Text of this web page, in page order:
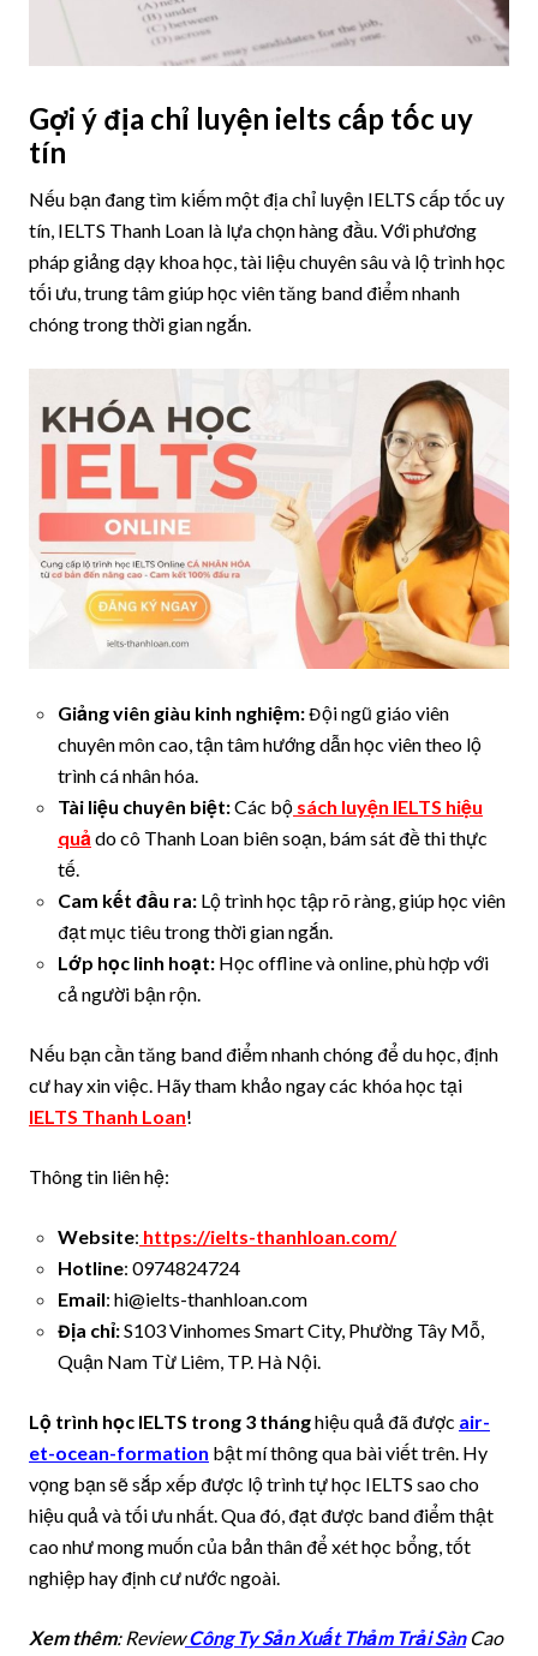
Gợi ý địa chỉ luyện ielts cấp tốc uy
tín
Nếu bạn đang tìm kiếm một địa chỉ luyện IELTS cấp tốc uy
tín, IELTS Thanh Loan là lựa chọn hàng đầu. Với phương
pháp giảng dạy khoa học, tài liệu chuyên sâu và lộ trình học
tối ưu, trung tâm giúp học viên tăng band điểm nhanh
chóng trong thời gian ngắn.
Giảng viên giàu kinh nghiệm:Đội ngũ giáo viên
chuyên môn cao, tận tâm hướng dẫn học viên theo lộ
trình cá nhân hóa.
Tài liệu chuyên biệt:Các bộ sách luyện IELTS hiệu
quả do cô Thanh Loan biên soạn, bám sát đề thi thực
tế.
Cam kết đầu ra: Lộ trình học tập rõ ràng, giúp học viên
đạt mục tiêu trong thời gian ngắn.
Lớp học linh hoạt: Học offline và online, phù hợp với
cả người bận rộn.
Nếu bạn cần tăng band điểm nhanh chóng để du học, định
cư hay xin việc. Hãy tham khảo ngay các khóa học tại
IELTS Thanh Loan!
Thông tin liên hệ:
Website: https://ielts-thanhloan.com/
Hotline: 0974824724
Email: hi@ielts-thanhloan.com
Địa chỉ:S103 Vinhomes Smart City, Phường Tây Mỗ,
Quận Nam Từ Liêm, TP. Hà Nội.
Lộ trình học IELTS trong 3 thánghiệu quả đã được air-
et-ocean-formation bật mí thông qua bài viết trên. Hy
vọng bạn sẽ sắp xếp được lộ trình tự học IELTS sao cho
hiệu quả và tối ưu nhất. Qua đó, đạt được band điểm thật
cao như mong muốn của bản thân để xét học bổng, tốt
nghiệp hay định cư nước ngoài.
Xem thêm: ReviewCông Ty Sản Xuất Thảm Trải Sàn Cao